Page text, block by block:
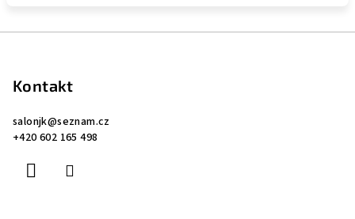
Kontakt
salonjk@seznam.cz
+420 602 165 498